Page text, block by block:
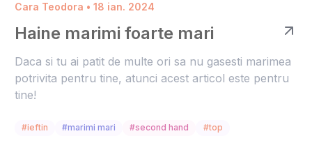
Cara Teodora • 18 ian. 2024
Haine marimi foarte mari
Daca si tu ai patit de multe ori sa nu gasesti marimea
potrivita pentru tine, atunci acest articol este pentru
tine!
#ieftin #marimi mari #second hand #top